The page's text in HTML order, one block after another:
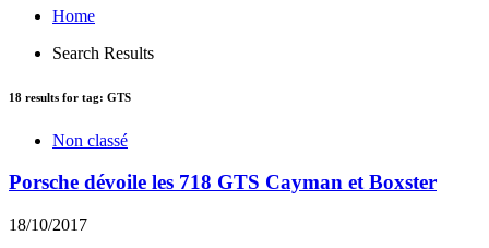
Home
Search Results
18 results for tag: GTS
Non classé
Porsche dévoile les 718 GTS Cayman et Boxster
18/10/2017